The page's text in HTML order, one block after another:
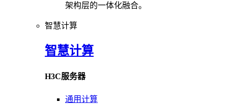
架构层的一体化融合。
智慧计算
智慧计算
H3C服务器
通用计算